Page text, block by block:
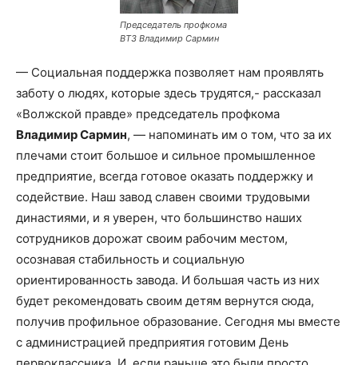
Председатель профкома
ВТЗ Владимир Сармин
— Социальная поддержка позволяет нам проявлять
заботу о людях, которые здесь трудятся,- рассказал
«Волжской правде» председатель профкома
Владимир Сармин, — напоминать им о том, что за их
плечами стоит большое и сильное промышленное
предприятие, всегда готовое оказать поддержку и
содействие. Наш завод славен своими трудовыми
династиями, и я уверен, что большинство наших
сотрудников дорожат своим рабочим местом,
осознавая стабильность и социальную
ориентированность завода. И большая часть из них
будет рекомендовать своим детям вернутся сюда,
получив профильное образование. Сегодня мы вместе
с администрацией предприятия готовим День